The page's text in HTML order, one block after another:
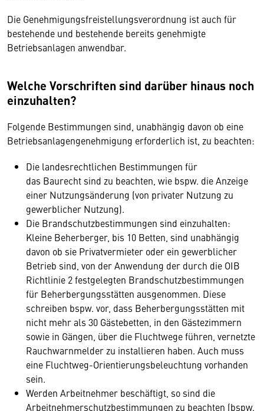
Die Genehmigungsfreistellungsverordnung ist auch für
bestehende und bestehende bereits genehmigte
Betriebsanlagen anwendbar.
Welche Vorschriften sind darüber hinaus noch
einzuhalten?
Folgende Bestimmungen sind, unabhängig davon ob eine
Betriebsanlagengenehmigung erforderlich ist, zu beachten:
Die landesrechtlichen Bestimmungen für
das Baurecht sind zu beachten, wie bspw. die Anzeige
einer Nutzungsänderung (von privater Nutzung zu
gewerblicher Nutzung).
Die Brandschutzbestimmungen sind einzuhalten:
Kleine Beherberger, bis 10 Betten, sind unabhängig
davon ob sie Privatvermieter oder ein gewerblicher
Betrieb sind, von der Anwendung der durch die OIB
Richtlinie 2 festgelegten Brandschutzbestimmungen
für Beherbergungsstätten ausgenommen. Diese
schreiben bspw. vor, dass Beherbergungsstätten mit
nicht mehr als 30 Gästebetten, in den Gästezimmern
sowie in Gängen, über die Fluchtwege führen, vernetzte
Rauchwarnmelder zu installieren haben. Auch muss
eine Fluchtweg-Orientierungsbeleuchtung vorhanden
sein.
Werden Arbeitnehmer beschäftigt, so sind die
Arbeitnehmerschutzbestimmungen zu beachten (bspw.